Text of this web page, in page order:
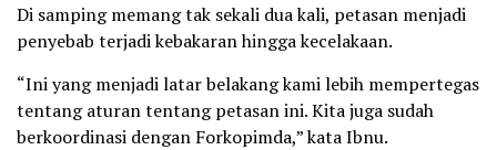
Di samping memang tak sekali dua kali, petasan menjadi
penyebab terjadi kebakaran hingga kecelakaan.
“Ini yang menjadi latar belakang kami lebih mempertegas
tentang aturan tentang petasan ini. Kita juga sudah
berkoordinasi dengan Forkopimda,” kata Ibnu.